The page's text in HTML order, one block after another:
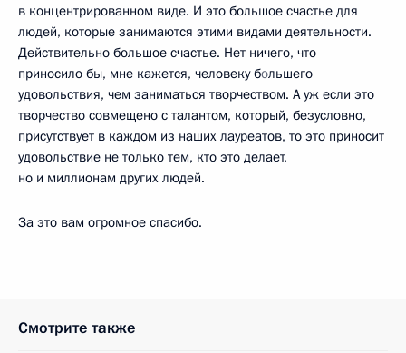
в концентрированном виде. И это большое счастье для
людей, которые занимаются этими видами деятельности.
Действительно большое счастье. Нет ничего, что
приносило бы, мне кажется, человеку большего
удовольствия, чем заниматься творчеством. А уж если это
творчество совмещено с талантом, который, безусловно,
присутствует в каждом из наших лауреатов, то это приносит
удовольствие не только тем, кто это делает,
но и миллионам других людей.
За это вам огромное спасибо.
Смотрите также